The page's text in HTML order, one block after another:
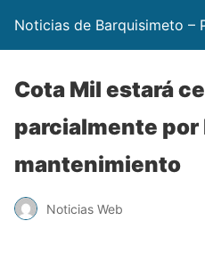
Noticias de Barquisimeto –
Cota Mil estará
parcialmente por
mantenimiento
Noticias Web